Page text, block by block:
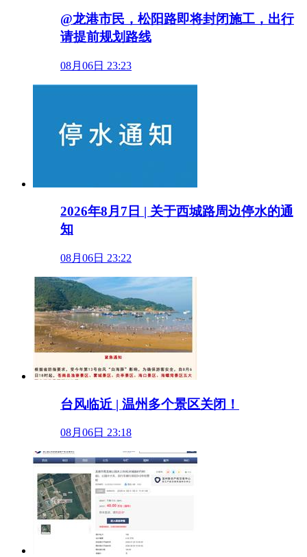
@龙港市民，松阳路即将封闭施工，出行
请提前规划路线
08月06日 23:23
2026年8月7日 | 关于西城路周边停水的通
知
08月06日 23:22
台风临近 | 温州多个景区关闭！
08月06日 23:18